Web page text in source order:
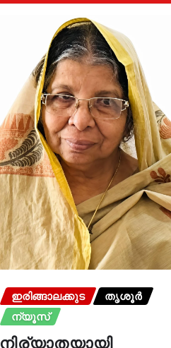
ഇരിങ്ങാലക്കുട
തൃശൂർ
ന്യൂസ്
നിര്യാതയായി